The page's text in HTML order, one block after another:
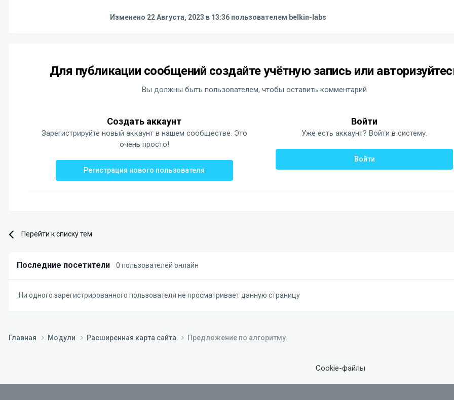
Изменено 22 Августа, 2023 в 13:36 пользователем belkin-labs
Для публикации сообщений создайте учётную запись или
Вы должны быть пользователем, чтобы оставить комментарий
Создать аккаунт
Зарегистрируйте новый аккаунт в нашем сообществе. Это
очень просто!
Регистрация нового пользователя
Войти
Уже есть аккаунт? Войти в систему.
Войти
Перейти к списку тем
Последние посетители 0 пользователей онлайн
Ни одного зарегистрированного пользователя не просматривает данную страницу
Главная Модули Расширенная карта сайта Предложение по алгоритму.
Cookie-файлы